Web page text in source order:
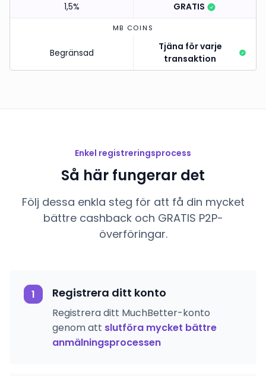
1,5% GRATIS
MB COINS
Begränsad
Tjäna för varje
transaktion
Enkel registreringsprocess
Så här fungerar det
Följ dessa enkla steg för att få din mycket
bättre cashback och GRATIS P2P-
överföringar.
1 Registrera ditt konto
Registrera ditt MuchBetter-konto
genom att slutföra mycket bättre
anmälningsprocessen